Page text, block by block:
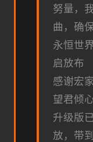
努量，
曲，确
永恒世
启放布
感谢宏
望君倾
升级版
放，带